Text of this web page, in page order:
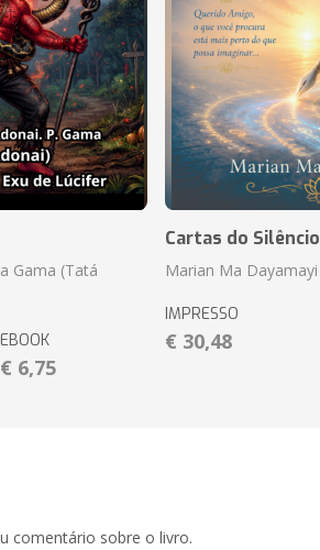
Gama (Tatá
EBOOK
€ 6,75
Cartas do Silêncio
Marian Ma Dayamayi
IMPRESSO
€ 30,48
comentário sobre o livro.